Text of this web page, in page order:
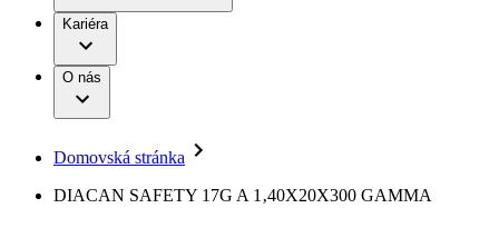
Terapie
Kontinencia a urológia
Liečba bolesti
Miniinvazívna chirurgia
B. Braun Avitum
Ochorenia
Služby pre pacientov
Práca a kariéra
Naša kultúra
Vaša príležitosť
Zodpovednosť
Médiá
Tlačové správy
Kariéra
O nás
Domovská stránka
DIACAN SAFETY 17G A 1‚40X20X300 GAMMA